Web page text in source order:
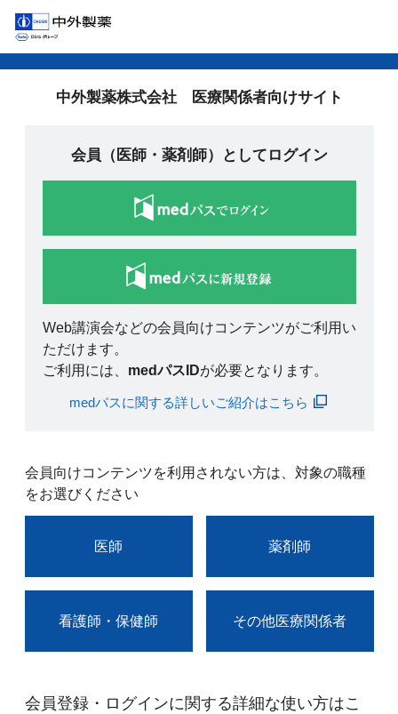
中外製薬株式会社 医療関係者向けサイト
会員（医師・薬剤師）としてログイン
Web講演会などの会員向けコンテンツがご利用い
ただけます。
ご利用には、 medパスIDが必要となります。
medパスに関する詳しいご紹介はこちら
会員向けコンテンツを利用されない方は、対象の職種
をお選びください
医師 薬剤師
看護師・保健師 その他医療関係者
会員登録・ログインに関する詳細な使い方はこ